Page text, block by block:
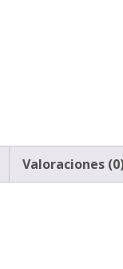
Valoraciones